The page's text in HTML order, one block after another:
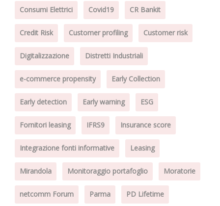
Consumi Elettrici Covid19 CR Bankit
Credit Risk Customer profiling Customer risk
Digitalizzazione Distretti Industriali
e-commerce propensity Early Collection
Early detection Early warning ESG
Fornitori leasing IFRS9 Insurance score
Integrazione fonti informative Leasing
Mirandola Monitoraggio portafoglio Moratorie
netcomm Forum Parma PD Lifetime